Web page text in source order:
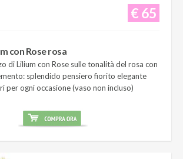
€ 65
con Rose rosa
di Lilium con Rose sulle tonalità del rosa con
splendido pensiero fiorito elegante
per ogni occasione (vaso non incluso)